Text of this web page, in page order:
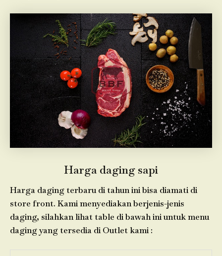
Harga daging sapi
Harga daging terbaru di tahun ini bisa diamati di
store front. Kami menyediakan berjenis-jenis
daging, silahkan lihat table di bawah ini untuk menu
daging yang tersedia di Outlet kami :